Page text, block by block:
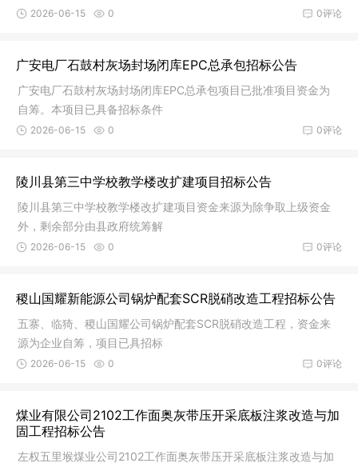
0评论
2026-06-15 0
广安电厂石鼓村灰场封场闭库EPC总承包招标公告
广安电厂石鼓村灰场封场闭库EPC总承包项目已批准项目资金为
自筹。本项目已具备招标条件
0评论
2026-06-15 0
陵川县第三中学校教学楼改扩建项目招标公告
陵川县第三中学校教学楼改扩建项目资金来源为除争取上级资金
外，剩余部分由县政府统筹解
0评论
2026-06-15 0
稷山国耀新能源公司锅炉配套SCR脱硝改造工程招标公告
五寨、临猗、稷山国耀公司锅炉配套SCR脱硝改造工程，资金来
源为企业自筹，项目已具招标
0评论
2026-06-15 0
煤业有限公司2102工作面奥灰带压开采底板注浆改造与加
固工程招标公告
左权五里堠煤业公司2102工作面奥灰带压开采底板注浆改造与加